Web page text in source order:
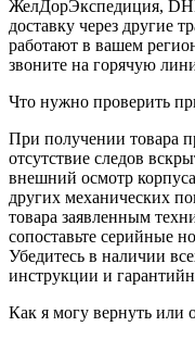
ЖелДорЭкспедиция,
доставку через другие
работают в вашем
звоните на горячую
Что нужно проверить
При получении товара
отсутствие следов
внешний осмотр
других механических
товара заявленным
сопоставьте серийные
Убедитесь в наличии
инструкции и
Как я могу вернуть или